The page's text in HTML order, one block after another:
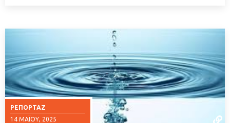
ΡΕΠΟΡΤΆΖ
14 ΜΑΪ́ΟΥ, 2025